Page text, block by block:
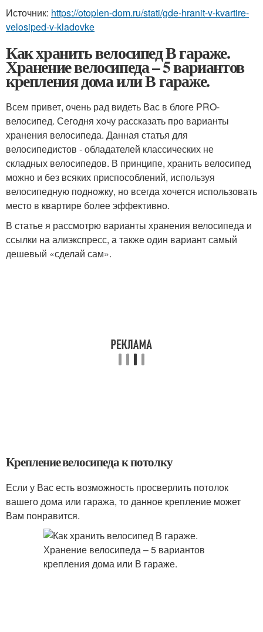
Источник: https://otoplen-dom.ru/stati/gde-hranit-v-kvartire-
velosiped-v-kladovke
Как хранить велосипед В гараже.
Хранение велосипеда – 5 вариантов
крепления дома или В гараже.
Всем привет, очень рад видеть Вас в блоге PRO-
велосипед. Сегодня хочу рассказать про варианты
хранения велосипеда. Данная статья для
велосипедистов - обладателей классических не
складных велосипедов. В принципе, хранить велосипед
можно и без всяких приспособлений, используя
велосипедную подножку, но всегда хочется использовать
место в квартире более эффективно.
В статье я рассмотрю варианты хранения велосипеда и
ссылки на алиэкспресс, а также один вариант самый
дешевый «сделай сам».
Крепление велосипеда к потолку
Если у Вас есть возможность просверлить потолок
вашего дома или гаража, то данное крепление может
Вам понравится.